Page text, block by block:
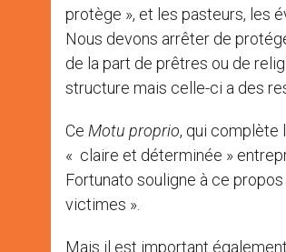
protège », et les pasteurs, les
Nous devons arrêter de
de la part de prêtres ou de
structure mais celle-ci a des
Ce Motu proprio, qui complète
« claire et déterminée »
Fortunato souligne à ce
victimes ».
Mais il est important